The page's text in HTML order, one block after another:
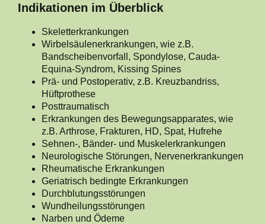
Indikationen im Überblick
Skeletterkrankungen
Wirbelsäulenerkrankungen, wie z.B.
Bandscheibenvorfall, Spondylose, Cauda-
Equina-Syndrom, Kissing Spines
Prä- und Postoperativ, z.B. Kreuzbandriss,
Hüftprothese
Posttraumatisch
Erkrankungen des Bewegungsapparates, wie
z.B. Arthrose, Frakturen, HD, Spat, Hufrehe
Sehnen-, Bänder- und Muskelerkrankungen
Neurologische Störungen, Nervenerkrankungen
Rheumatische Erkrankungen
Geriatrisch bedingte Erkrankungen
Durchblutungsstörungen
Wundheilungsstörungen
Narben und Ödeme